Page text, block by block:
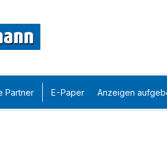
Partner E-Paper Anzeigen